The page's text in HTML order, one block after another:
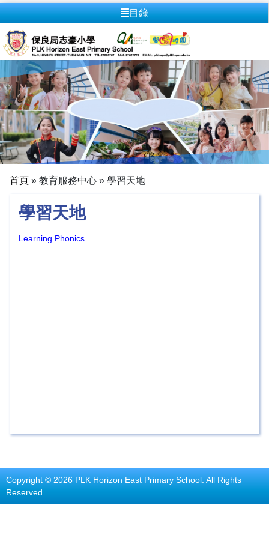
目錄
首頁 » 教育服務中心 » 學習天地
學習天地
Learning Phonics
Copyright © 2026 PLK Horizon East Primary School. All Rights
Reserved.